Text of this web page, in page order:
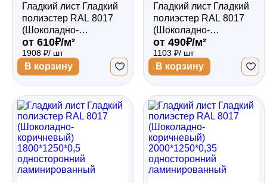
Гладкий лист Гладкий
полиэстер RAL 8017
(Шоколадно-
коричневый)
2500*1250*0,5
двухсторонний
ламинированный
от 610₽/м²
1908 ₽/ шт
В корзину
Гладкий лист Гладкий
полиэстер RAL 8017
(Шоколадно-
коричневый)
1800*1250*0,45
односторонний
ламинированный
от 490₽/м²
1103 ₽/ шт
В корзину